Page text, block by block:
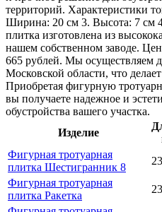
территорий. Характеристики
Ширина: 20 см 3. Высота: 7 см
плитка изготовлена из
нашем собственном заводе.
665 рублей. Мы осуществляем
Московской области, что
Приобретая фигурную
вы получаете надежное и
обустройства вашего участка.
Изделие
Фигурная тротуарная
плитка Шестигранник 8
Фигурная тротуарная
плитка Ракетка